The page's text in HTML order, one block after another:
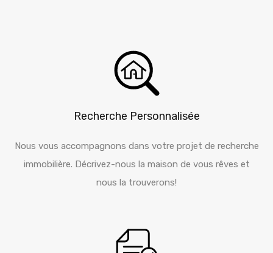
Recherche Personnalisée
Nous vous accompagnons dans votre projet de recherche
immobilière. Décrivez-nous la maison de vous rêves et
nous la trouverons!